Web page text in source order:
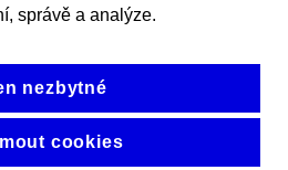
správě a analýze.
nezbytné
cookies